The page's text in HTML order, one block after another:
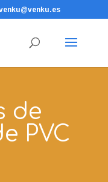
de
PVC